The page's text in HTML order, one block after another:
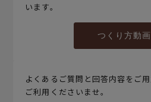
います。
つくり方動
よくあるご質問と回答内容をご
ご利用くださいませ。